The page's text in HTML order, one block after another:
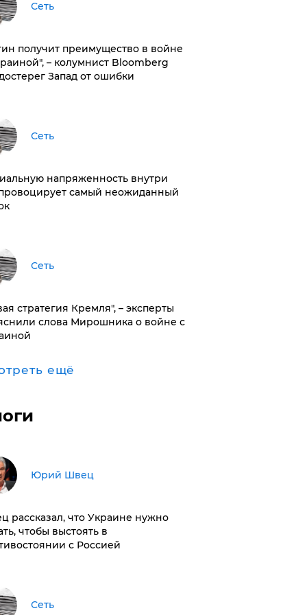
Сеть
получит преимущество в войне
– колумнист Bloomberg
Запад от ошибки
Сеть
напряженность внутри
самый неожиданный
Сеть
стратегия Кремля", – эксперты
слова Мирошника о войне с
ещё
Юрий Швец
рассказал, что Украине нужно
чтобы выстоять в
с Россией
Сеть